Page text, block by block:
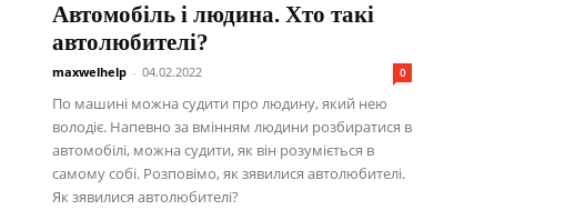
Автомобіль і людина. Хто такі
автолюбителі?
maxwelhelp - 04.02.2022 0
По машині можна судити про людину, який нею
володіє. Напевно за вмінням людини розбиратися в
автомобілі, можна судити, як він розуміється в
самому собі. Розповімо, як зявилися автолюбителі.
Як зявилися автолюбителі?